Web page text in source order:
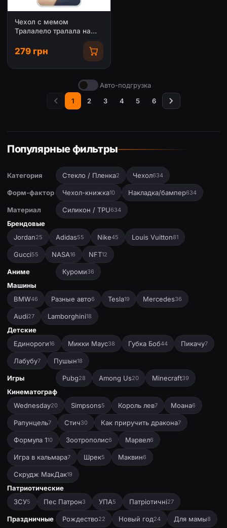
Чехол с мемом
Тралалело тралала на
279 грн
Авто-подгрузка
1
2 3 4 5 6
Популярные фильтры
Категория Стекло / Пленка2 Чехол634
Форм-фактор Чехол-книжка10 Накладка/бампер634
Материал Силикон / TPU634
Брендовые
Jordan25 Adidas55 Nike45 Louis Vuitton81
Gucci55 NASA16 NFT12
Аниме Куроми36
Машины
BMW46 Разные авто6 Tesla19 Mercedes36
Audi27 Lamborghini18
Детские
Единороги16 Микки Маус38 Губка Боб44 Пикачу7
Лабубу7 Пушын18
Игры Pubg28 Among Us20 Minecraft39
Кинематограф
Wednesday20 Simpsons5 Король лев7 Моана6
Рапунцель7 Стич30 Как приручить дракона7
Формула 110 Зоотрополис6 Марвел6
Игра в кальмара7 Шрек5 Маквин6
Скрудж МакДак19
Патриотические
ЗСУ5 Пес Патрон3 УПА5 Патріотичні27
Праздничные Рождество22 Новый год24 Для мамы8